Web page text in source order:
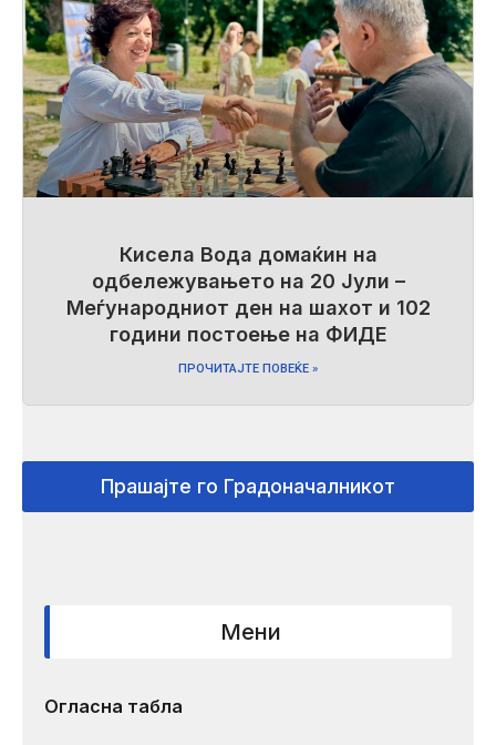
Кисела Вода домаќин на
одбележувањето на 20 Јули –
Меѓународниот ден на шахот и 102
години постоење на ФИДЕ
ПРОЧИТАЈТЕ ПОВЕЌЕ »
Прашајте го Градоначалникот
Мени
Огласна табла